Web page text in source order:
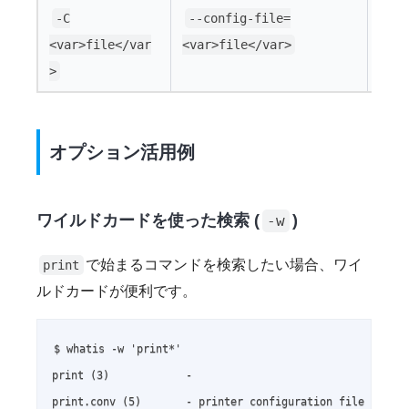
-C
<var>file</var
>
--config-file=
<var>file</var>
オプション活用例
ワイルドカードを使った検索 ( -w )
print で始まるコマンドを検索したい場合、ワイ
ルドカードが便利です。
$ whatis -w 'print*'
print (3)            -
print.conv (5)       - printer configuration file